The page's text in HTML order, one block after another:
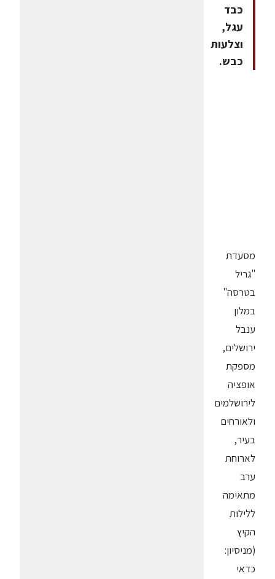
כבד
עגל,
וצלעות
כבש.
מסעדת
"גריל
בטרסה"
במלון
ענבל
ירושלים,
מספקת
אופציה
לירושלמים
ולאורחים
בעיר,
לארוחת
ערב
מתאימה
ללילות
הקיץ
(מניסיון:
כדאי